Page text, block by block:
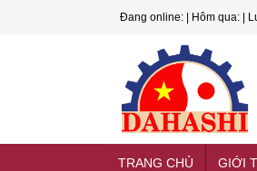
Đang online: | Hôm qua: |
TRANG CHỦ GIỚI